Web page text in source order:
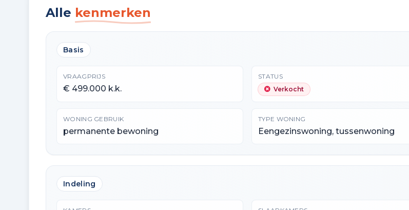
Alle kenmerken
Basis
VRAAGPRIJS
€ 499.000 k.k.
STATUS
Verkocht
WONING GEBRUIK
permanente bewoning
TYPE WONING
Eengezinswoning, tussenwoning
Indeling